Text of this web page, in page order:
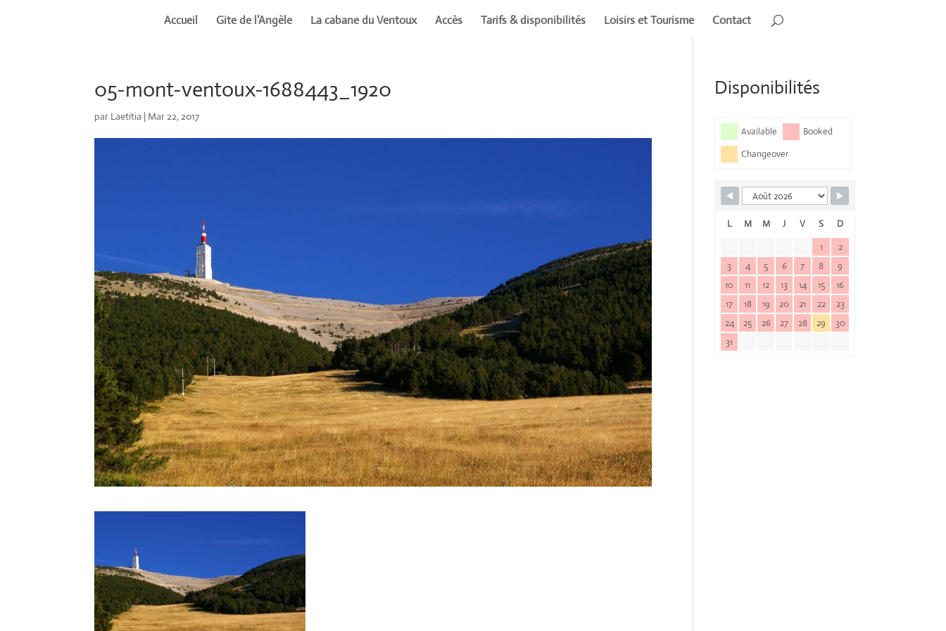
Accueil Gite de l’Angèle La cabane du Ventoux Accès Tarifs & disponibilités Loisirs et Tourisme Contact
05-mont-ventoux-1688443_1920
par Laetitia | Mar 22, 2017
Disponibilités
Available
Booked
Changeover
L M M J V S
D
1
2
3
4 5 6 7 8
9
10
11 12 13 14 15
16
17
18 19 20 21 22
23
24
25 26 27 28 29
30
31